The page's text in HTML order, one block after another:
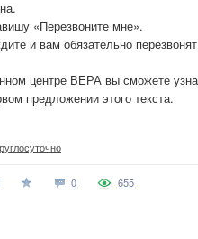
«Перезвоните мне».
и вам обязательно
центре ВЕРА вы сможете
предложении этого текста.
0 655